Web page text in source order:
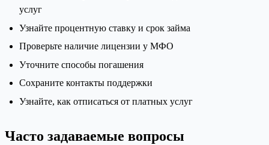
услуг
Узнайте процентную ставку и срок займа
Проверьте наличие лицензии у МФО
Уточните способы погашения
Сохраните контакты поддержки
Узнайте, как отписаться от платных услуг
Часто задаваемые вопросы